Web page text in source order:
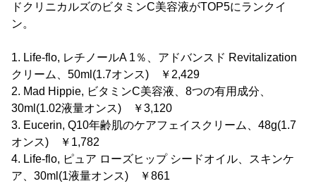
ドクリニカルズのビタミンC美容液がTOP5にランクイ
ン。
1. Life-flo, レチノールA 1％、アドバンスド Revitalization
クリーム、50ml(1.7オンス) ￥2,429
2. Mad Hippie, ビタミンC美容液、8つの有用成分、
30ml(1.02液量オンス) ￥3,120
3. Eucerin, Q10年齢肌のケアフェイスクリーム、48g(1.7
オンス) ￥1,782
4. Life-flo, ピュア ローズヒップ シードオイル、スキンケ
ア、30ml(1液量オンス) ￥861